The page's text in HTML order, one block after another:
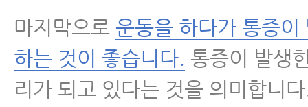
마지막으로 운동을 하다가 통증이
하는 것이 좋습니다. 통증이 발생
리가 되고 있다는 것을 의미합니